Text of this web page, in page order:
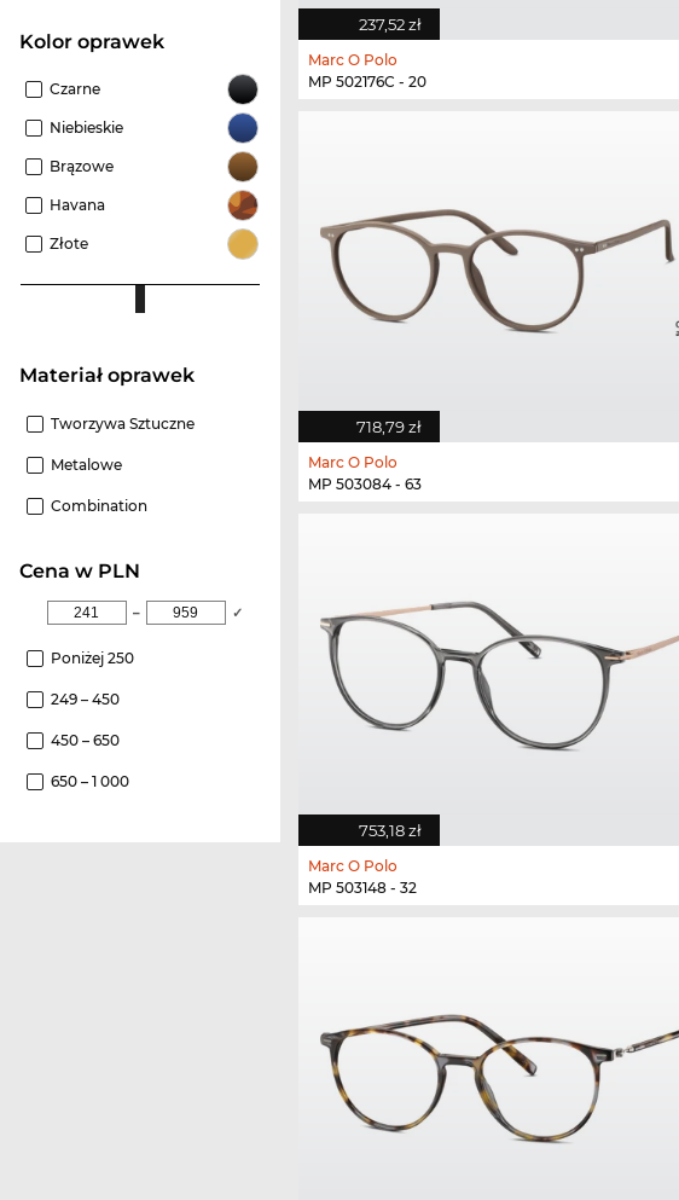
kolor oprawek
Czarne
Niebieskie
Brązowe
Havana
Złote
Materiał oprawek
Tworzywa Sztuczne
Metalowe
Combination
cena w PLN
– ✓
Poniżej 250
249 – 450
450 – 650
650 – 1 000
237,52 zł
Marc O Polo
MP 502176C - 20
718,79 zł
Marc O Polo
MP 503084 - 63
753,18 zł
Marc O Polo
MP 503148 - 32